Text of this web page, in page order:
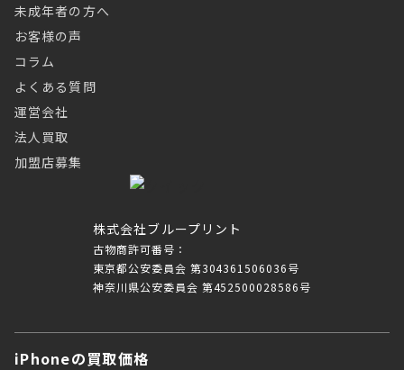
株式会社ブループリント
古物商許可番号：
東京都公安委員会 第304361506036号
神奈川県公安委員会 第452500028586号
未成年者の方へ
お客様の声
コラム
よくある質問
運営会社
法人買取
加盟店募集
iPhoneの買取価格